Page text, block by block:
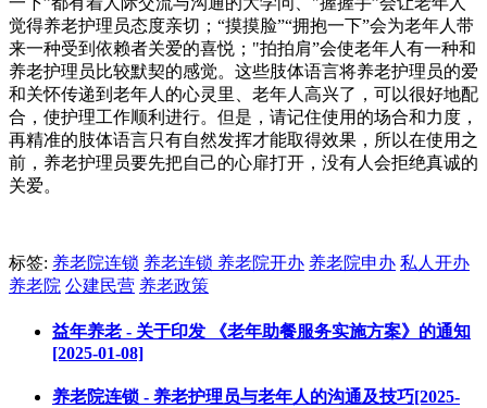
觉得养老护理员态度亲切；“摸摸脸”“拥抱一下”会为老年人带
来一种受到依赖者关爱的喜悦；"拍拍肩”会使老年人有一种和
养老护理员比较默契的感觉。这些肢体语言将养老护理员的爱
和关怀传递到老年人的心灵里、老年人高兴了，可以很好地配
合，使护理工作顺利进行。但是，请记住使用的场合和力度，
再精准的肢体语言只有自然发挥才能取得效果，所以在使用之
前，养老护理员要先把自己的心扉打开，没有人会拒绝真诚的
关爱。
标签: 养老院连锁 养老连锁 养老院开办 养老院申办 私人开办
养老院 公建民营 养老政策
益年养老 - 关于印发 《老年助餐服务实施方案》的通知
[2025-01-08]
养老院连锁 - 养老护理员与老年人的沟通及技巧[2025-